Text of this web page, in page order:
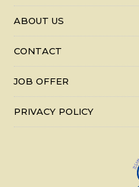
ABOUT US
CONTACT
JOB OFFER
PRIVACY POLICY